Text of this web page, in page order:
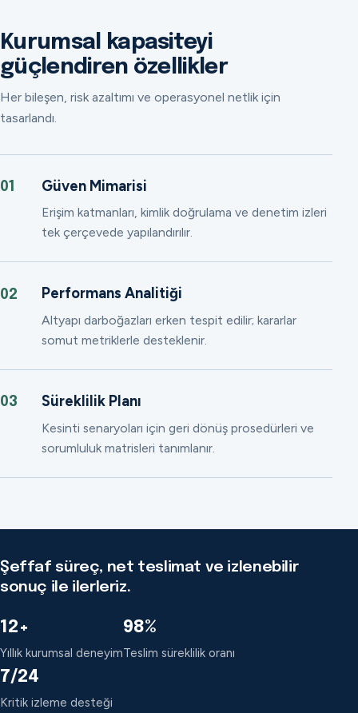
Kurumsal kapasiteyi
güçlendiren özellikler
Her bileşen, risk azaltımı ve operasyonel netlik için
tasarlandı.
01 Güven Mimarisi
Erişim katmanları, kimlik doğrulama ve denetim izleri
tek çerçevede yapılandırılır.
02 Performans Analitiği
Altyapı darboğazları erken tespit edilir; kararlar
somut metriklerle desteklenir.
03 Süreklilik Planı
Kesinti senaryoları için geri dönüş prosedürleri ve
sorumluluk matrisleri tanımlanır.
Şeffaf süreç, net teslimat ve izlenebilir
sonuç ile ilerleriz.
12+
Yıllık kurumsal deneyim
98%
Teslim süreklilik oranı
7/24
Kritik izleme desteği